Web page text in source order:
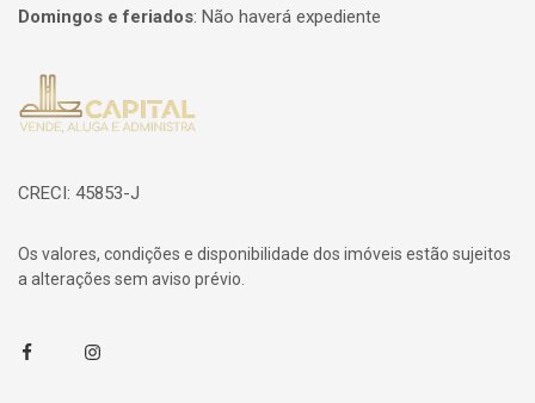
Domingos e feriados: Não haverá expediente
Página inicial
CRECI: 45853-J
Os valores, condições e disponibilidade dos imóveis estão sujeitos
a alterações sem aviso prévio.
FacebookInstagram